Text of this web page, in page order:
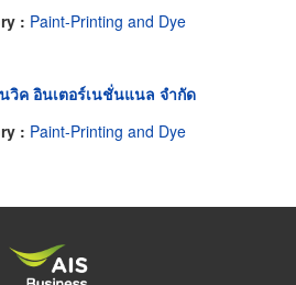
: Paint-Printing and Dye
วิค อินเตอร์เนชั่นแนล จำกัด
: Paint-Printing and Dye